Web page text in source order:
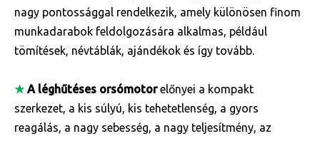
nagy pontossággal rendelkezik, amely különösen finom
munkadarabok feldolgozására alkalmas, például
tömítések, névtáblák, ajándékok és így tovább.
★ A léghűtéses orsómotorelőnyei a kompakt
szerkezet, a kis súlyú, kis tehetetlenség, a gyors
reagálás, a nagy sebesség, a nagy teljesítmény, az